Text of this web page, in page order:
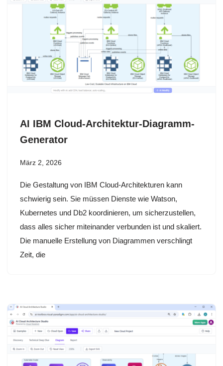
AI IBM Cloud-Architektur-Diagramm-
Generator
März 2, 2026
Die Gestaltung von IBM Cloud-Architekturen kann
schwierig sein. Sie müssen Dienste wie Watson,
Kubernetes und Db2 koordinieren, um sicherzustellen,
dass alles sicher miteinander verbunden ist und skaliert.
Die manuelle Erstellung von Diagrammen verschlingt
Zeit, die